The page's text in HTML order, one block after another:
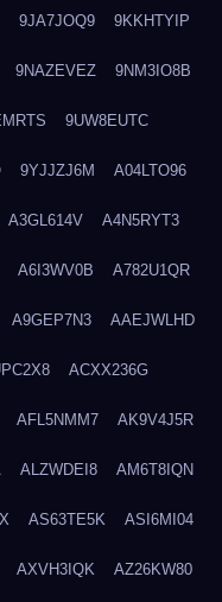
9JA7JOQ9 9KKHTYIP
9NAZEVEZ 9NM3IO8B
9UW8EUTC
9YJJZJ6M A04LTO96
A3GL614V A4N5RYT3
A6I3WV0B A782U1QR
A9GEP7N3 AAEJWLHD
ACXX236G
AFL5NMM7 AK9V4J5R
ALZWDEI8 AM6T8IQN
AS63TE5K ASI6MI04
AXVH3IQK AZ26KW80